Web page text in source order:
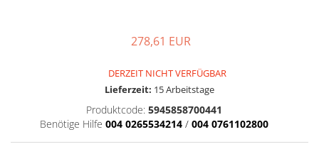
278,61 EUR
DERZEIT NICHT VERFÜGBAR
Lieferzeit: 15 Arbeitstage
Produktcode: 5945858700441
Benötige Hilfe 004 0265534214 / 004 0761102800